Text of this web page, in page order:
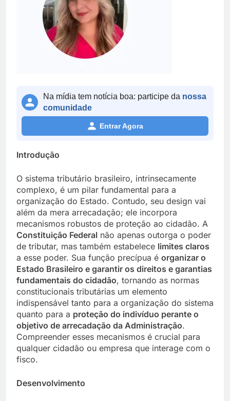
Na mídia tem notícia boa: participe da nossa
comunidade
Entrar Agora
Introdução
O sistema tributário brasileiro, intrinsecamente
complexo, é um pilar fundamental para a
organização do Estado. Contudo, seu design vai
além da mera arrecadação; ele incorpora
mecanismos robustos de proteção ao cidadão. A
Constituição Federal não apenas outorga o poder
de tributar, mas também estabelece limites claros
a esse poder. Sua função precípua é organizar o
Estado Brasileiro e garantir os direitos e garantias
fundamentais do cidadão, tornando as normas
constitucionais tributárias um elemento
indispensável tanto para a organização do sistema
quanto para a proteção do indivíduo perante o
objetivo de arrecadação da Administração.
Compreender esses mecanismos é crucial para
qualquer cidadão ou empresa que interage com o
fisco.
Desenvolvimento